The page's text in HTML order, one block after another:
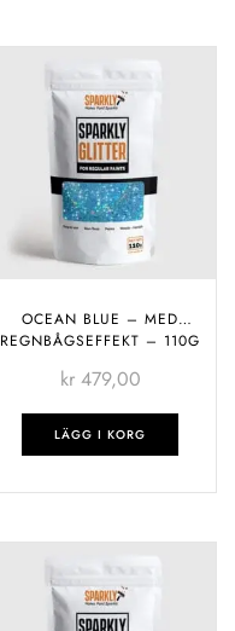
OCEAN BLUE – MED
REGNBÅGSEFFEKT – 110G
kr479,00
LÄGG I KORG